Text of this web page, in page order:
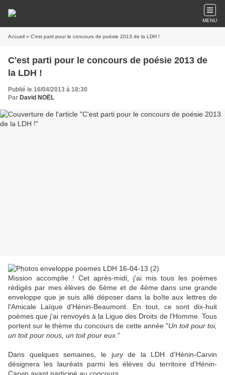
MENU
Accueil » C'est parti pour le concours de poésie 2013 de la LDH !
C'est parti pour le concours de poésie 2013 de
la LDH !
Publié le 16/04/2013 à 18:30
Par David NOËL
Mission accomplie ! Cet après-midi, j'ai mis tous les poèmes
rédigés par mes élèves de 6ème et de 4ème dans une grande
enveloppe que je suis allé déposer dans la boîte aux lettres de
l'Amicale Laïque d'Hénin-Beaumont. En tout, ce sont dix-huit
poèmes que j'ai renvoyés à la Ligue des Droits de l'Homme. Tous
portent sur le thème du concours de cette année "Un toit pour toi,
un toit pour nous, un toit pour eux. "
Dans quelques semaines, le jury de la LDH d'Hénin-Carvin
désignera les lauréats parmi les élèves du territoire d'Hénin-